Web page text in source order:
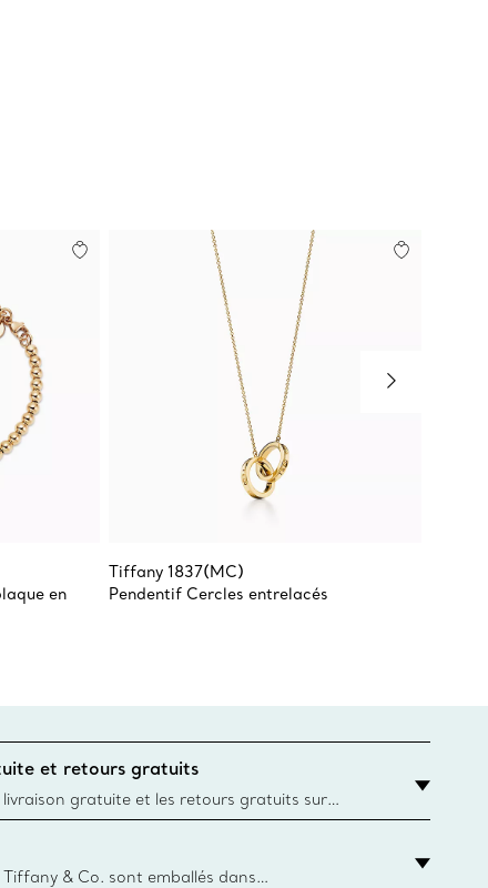
en
Tiffany 1837(MC)
Pendentif Cercles entrelacés
et retours gratuits
gratuite et les retours gratuits sur
Tiffany & Co. passées sur le site Web
la destination est l’adresse d’un particulier.
& Co. sont emballés dans